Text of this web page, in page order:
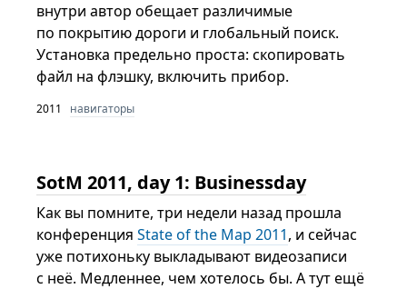
внутри автор обещает различимые
по покрытию дороги и глобальный поиск.
Установка предельно проста: скопировать
файл на флэшку, включить прибор.
2011 навигаторы
SotM 2011, day 1: Businessday
Как вы помните, три недели назад прошла
конференцияState of the Map 2011, и сейчас
уже потихоньку выкладывают видеозаписи
с неё. Медленнее, чем хотелось бы. А тут ещё